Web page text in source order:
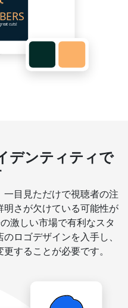
デンティティで
目見ただけで視聴者の注
さが欠けている可能性が
激しい市場で有利なスタ
ロゴデザインを入手し、
することが必要です。